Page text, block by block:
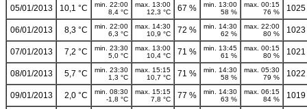
05/01/2013 10,1 °C
min. 22:00
8,4 °C
max. 13:00
12,3 °C
67 %
min. 13:00
58 %
max. 00:15
76 %
06/01/2013 8,3 °C
min. 22:00
6,3 °C
max. 14:30
10,9 °C
72 %
min. 14:30
62 %
max. 22:00
80 %
07/01/2013 7,2 °C
min. 23:30
5,0 °C
max. 13:00
10,4 °C
71 %
min. 13:45
61 %
max. 00:15
80 %
08/01/2013 5,7 °C
min. 23:30
1,3 °C
max. 15:15
10,7 °C
71 %
min. 14:30
58 %
max. 05:30
79 %
09/01/2013 2,0 °C
min. 08:30
-1,8 °C
max. 15:15
7,8 °C
77 %
min. 14:30
63 %
max. 06:15
84 %